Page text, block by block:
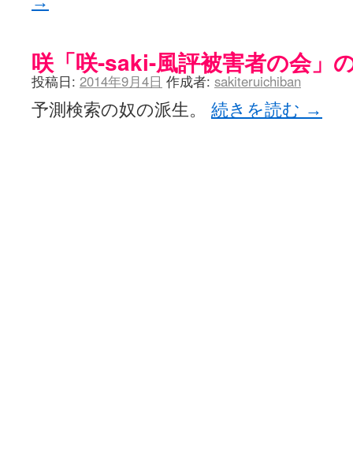
咲「咲-saki-風評被害者の会」
投稿日: 2014年9月4日 作成者: sakiteruichiban
予測検索の奴の派生。 続きを読む →